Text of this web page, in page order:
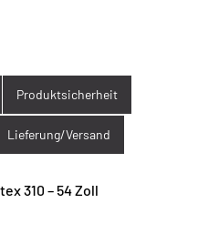
Produktsicherheit
Lieferung/Versand
310 – 54 Zoll